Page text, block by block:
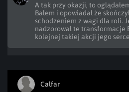
A tak przy okazji, to
Balem i opowiadał że
schodzeniem z wagi dla roli.
nadzorował te transformacje
kolejnej takiej akcji jego
Calfar